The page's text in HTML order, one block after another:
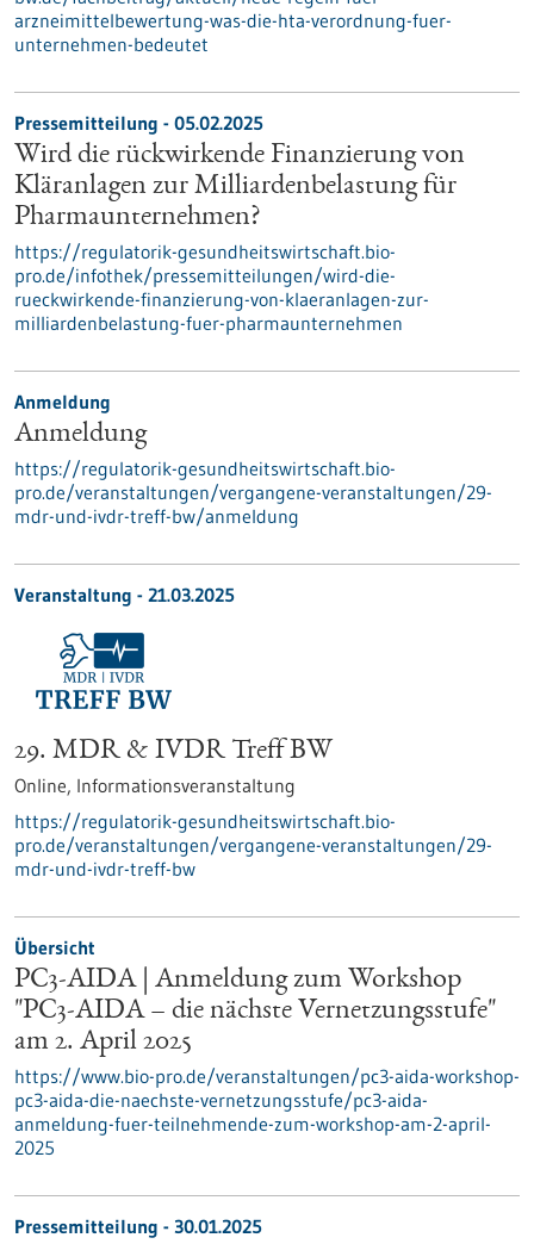
arzneimittelbewertung-was-die-hta-verordnung-fuer-
unternehmen-bedeutet
Pressemitteilung - 05.02.2025
Wird die rückwirkende Finanzierung von
Kläranlagen zur Milliardenbelastung für
Pharmaunternehmen?
https://regulatorik-gesundheitswirtschaft.bio-
pro.de/infothek/pressemitteilungen/wird-die-
rueckwirkende-finanzierung-von-klaeranlagen-zur-
milliardenbelastung-fuer-pharmaunternehmen
Anmeldung
Anmeldung
https://regulatorik-gesundheitswirtschaft.bio-
pro.de/veranstaltungen/vergangene-veranstaltungen/29-
mdr-und-ivdr-treff-bw/anmeldung
Veranstaltung - 21.03.2025
29. MDR & IVDR Treff BW
Online, Informationsveranstaltung
https://regulatorik-gesundheitswirtschaft.bio-
pro.de/veranstaltungen/vergangene-veranstaltungen/29-
mdr-und-ivdr-treff-bw
Übersicht
PC3-AIDA | Anmeldung zum Workshop
"PC3-AIDA – die nächste Vernetzungsstufe"
am 2. April 2025
https://www.bio-pro.de/veranstaltungen/pc3-aida-workshop-
pc3-aida-die-naechste-vernetzungsstufe/pc3-aida-
anmeldung-fuer-teilnehmende-zum-workshop-am-2-april-
2025
Pressemitteilung - 30.01.2025